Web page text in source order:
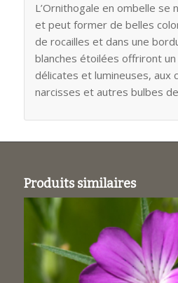
L’Ornithogale en ombelle se
et peut former de belles
de rocailles et dans une
blanches étoilées offriront
délicates et lumineuses, aux
narcisses et autres bulbes
Produits similaires